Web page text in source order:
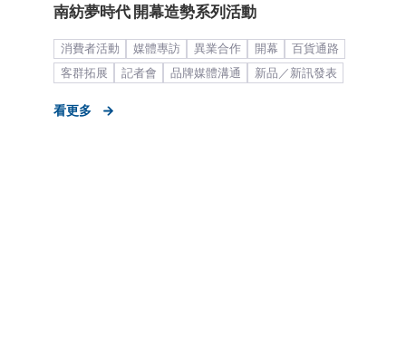
南紡夢時代 開幕造勢系列活動
消費者活動 媒體專訪 異業合作 開幕
百貨通路
客群拓展
記者會 品牌媒體溝通
新品／新訊發表
平台加值服務
看更多